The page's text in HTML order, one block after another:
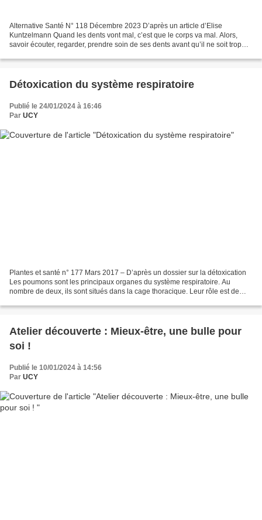
Alternative Santé N° 118 Décembre 2023 D’après un article d’Elise
Kuntzelmann Quand les dents vont mal, c’est que le corps va mal. Alors,
savoir écouter, regarder, prendre soin de ses dents avant qu’il ne soit trop
Détoxication du système respiratoire
Publié le 24/01/2024 à 16:46
Par UCY
Plantes et santé n° 177 Mars 2017 – D’après un dossier sur la détoxication
Les poumons sont les principaux organes du système respiratoire. Au
nombre de deux, ils sont situés dans la cage thoracique. Leur rôle est de
Atelier découverte : Mieux-être, une bulle pour
soi !
Publié le 10/01/2024 à 14:56
Par UCY